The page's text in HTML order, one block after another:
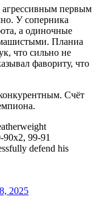
агрессивным первым
У соперника
а одиночные
Планиа
что сильно не
фавориту, что
Счёт
90x2, 99-91
defend his
2025